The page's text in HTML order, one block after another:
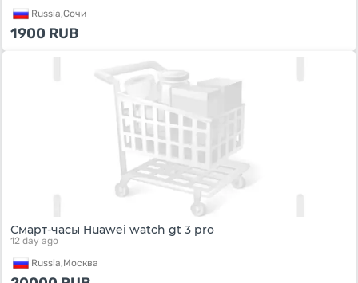
Russia,Сочи
1900 RUB
Смарт-часы Huawei watch gt 3 pro
12 day ago
Russia,Москва